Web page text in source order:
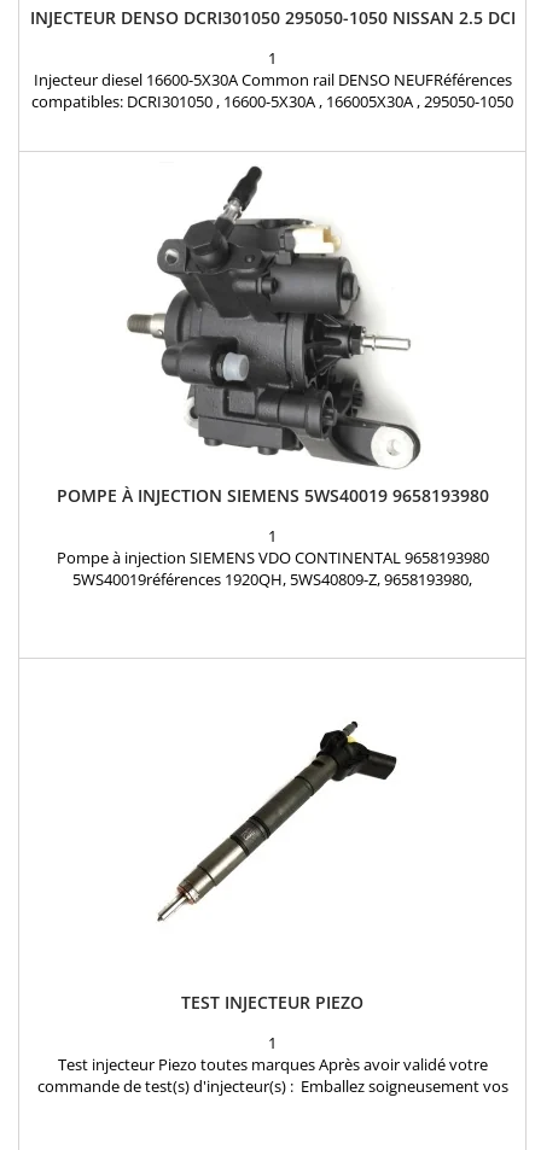
INJECTEUR DENSO DCRI301050 295050-1050 NISSAN 2.5 DCI
1
Injecteur diesel 16600-5X30A Common rail DENSO NEUFRéférences
compatibles: DCRI301050 , 16600-5X30A , 166005X30A , 295050-1050
POMPE À INJECTION SIEMENS 5WS40019 9658193980
1
Pompe à injection SIEMENS VDO CONTINENTAL 9658193980
5WS40019références 1920QH, 5WS40809-Z, 9658193980,
TEST INJECTEUR PIEZO
1
Test injecteur Piezo toutes marques Après avoir validé votre
commande de test(s) d'injecteur(s) : Emballez soigneusement vos